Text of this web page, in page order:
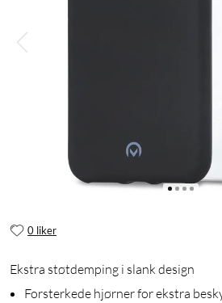
0 liker
Ekstra støtdemping i slank design
Forsterkede hjørner for ekstra